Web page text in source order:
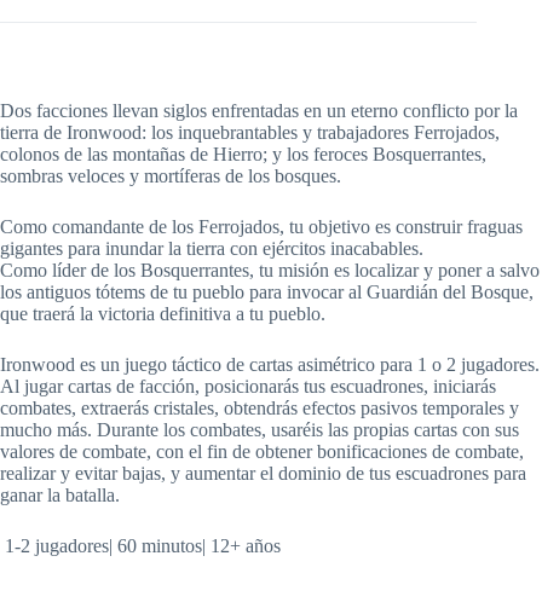
Dos facciones llevan siglos enfrentadas en un eterno conflicto por la
tierra de Ironwood: los inquebrantables y trabajadores Ferrojados,
colonos de las montañas de Hierro; y los feroces Bosquerrantes,
sombras veloces y mortíferas de los bosques.
Como comandante de los Ferrojados, tu objetivo es construir fraguas
gigantes para inundar la tierra con ejércitos inacabables.
Como líder de los Bosquerrantes, tu misión es localizar y poner a salvo
los antiguos tótems de tu pueblo para invocar al Guardián del Bosque,
que traerá la victoria definitiva a tu pueblo.
Ironwood es un juego táctico de cartas asimétrico para 1 o 2 jugadores.
Al jugar cartas de facción, posicionarás tus escuadrones, iniciarás
combates, extraerás cristales, obtendrás efectos pasivos temporales y
mucho más. Durante los combates, usaréis las propias cartas con sus
valores de combate, con el fin de obtener bonificaciones de combate,
realizar y evitar bajas, y aumentar el dominio de tus escuadrones para
ganar la batalla.
1-2 jugadores| 60 minutos| 12+ años